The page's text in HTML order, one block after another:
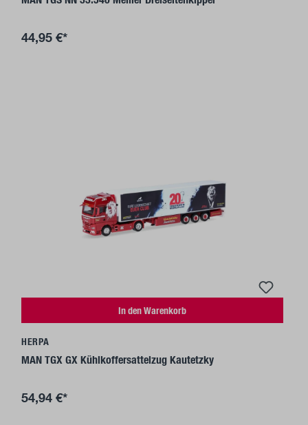
44,95 €*
In den Warenkorb
HERPA
MAN TGX GX Kühlkoffersattelzug Kautetzky
54,94 €*